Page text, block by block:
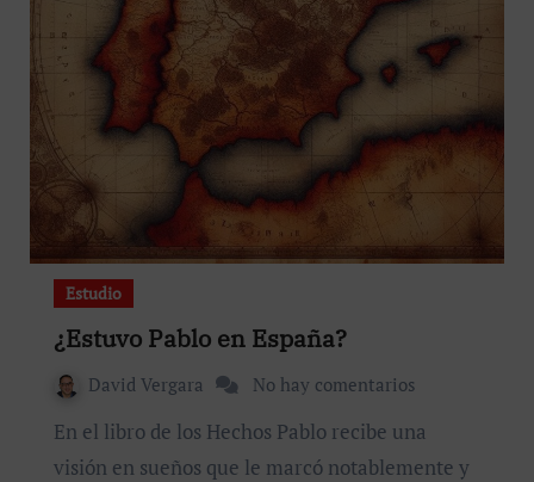
Estudio
¿Estuvo Pablo en España?
David Vergara No hay comentarios
En el libro de los Hechos Pablo recibe una
visión en sueños que le marcó notablemente y